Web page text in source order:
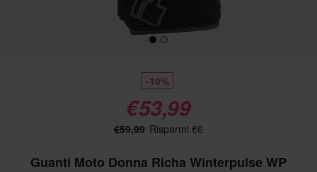
-10%
€53,99
€59,99 Risparmi €6
Guanti Moto Donna Richa Winterpulse WP